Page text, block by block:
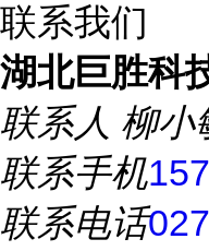
联系我们
湖北巨胜科
联系人 柳小
联系手机
联系电话